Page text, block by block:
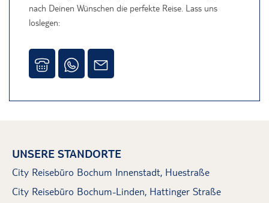
nach Deinen Wünschen die perfekte Reise. Lass uns
loslegen:
UNSERE STANDORTE
City Reisebüro Bochum Innenstadt, Huestraße
City Reisebüro Bochum-Linden, Hattinger Straße